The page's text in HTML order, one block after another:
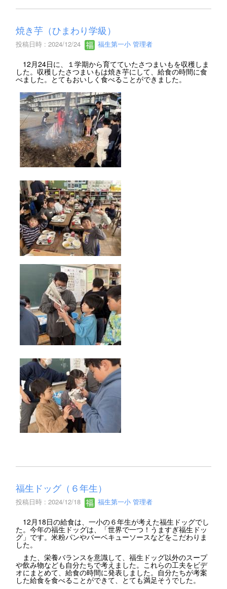
焼き芋（ひまわり学級）
投稿日時 : 2024/12/24 福生第一小 管理者
12月24日に、１学期から育てていたさつまいもを収穫しま
した。収穫したさつまいもは焼き芋にして、給食の時間に食
べました。とてもおいしく食べることができました。
福生ドッグ（６年生）
投稿日時 : 2024/12/18 福生第一小 管理者
12月18日の給食は、一小の６年生が考えた福生ドッグでし
た。今年の福生ドッグは、「世界で一つ！うますぎ福生ドッ
グ」です。米粉パンやバーベキューソースなどをこだわりま
した。
また、栄養バランスを意識して、福生ドッグ以外のスープ
や飲み物なども自分たちで考えました。これらの工夫をビデ
オにまとめて、給食の時間に発表しました。自分たちが考案
した給食を食べることができて、とても満足そうでした。